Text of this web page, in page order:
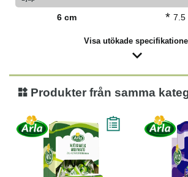
6 cm * 7.5
Visa utökade
Produkter från samma